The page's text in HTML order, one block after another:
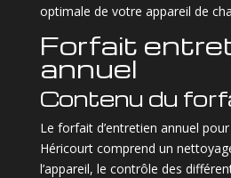
optimale de votre appareil de
Forfait
annuel
Contenu du
Le forfait d’entretien annuel
Héricourt comprend un
l’appareil, le contrôle des